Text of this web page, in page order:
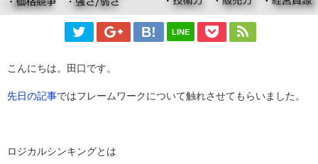
LINE
こんにちは。田口です。
先日の記事ではフレームワークについて触れさせてもらいました。
ロジカルシンキングとは